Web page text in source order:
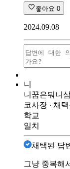
좋아요 0
2024.09.08
니
니꿈은뭐니
코사장 ∙ 채
학교
일치
채택된 답
그냥 중복해